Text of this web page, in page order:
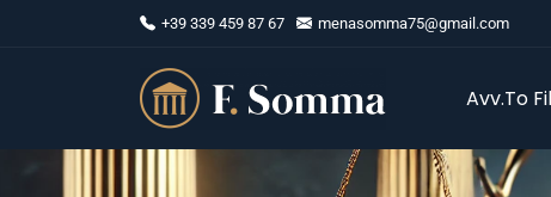
+39 339 459 87 67 menasomma75@gmail.com
Avv.to